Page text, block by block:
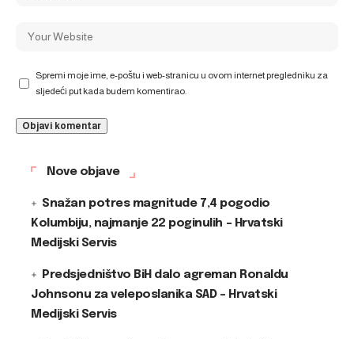
Spremi moje ime, e-poštu i web-stranicu u ovom internet pregledniku za
sljedeći put kada budem komentirao.
Nove objave
Snažan potres magnitude 7,4 pogodio
Kolumbiju, najmanje 22 poginulih – Hrvatski
Medijski Servis
Predsjedništvo BiH dalo agreman Ronaldu
Johnsonu za veleposlanika SAD – Hrvatski
Medijski Servis